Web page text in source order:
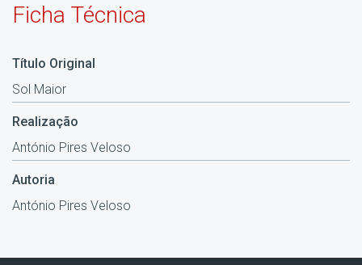
Ficha Técnica
Título Original
Sol Maior
Realização
António Pires Veloso
Autoria
António Pires Veloso